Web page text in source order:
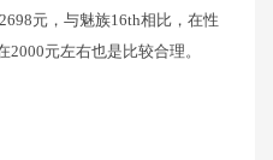
元，与魅族16th相比，在性
元左右也是比较合理。